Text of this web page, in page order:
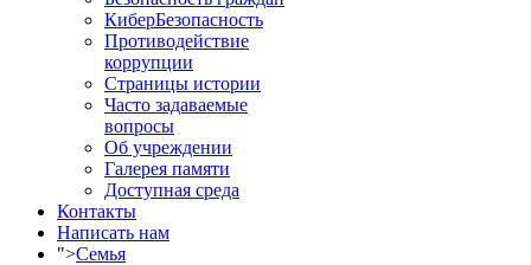
КиберБезопасность
Противодействие
коррупции
Страницы истории
Часто задаваемые
вопросы
Об учреждении
Галерея памяти
Доступная среда
Контакты
Написать нам
">Семья